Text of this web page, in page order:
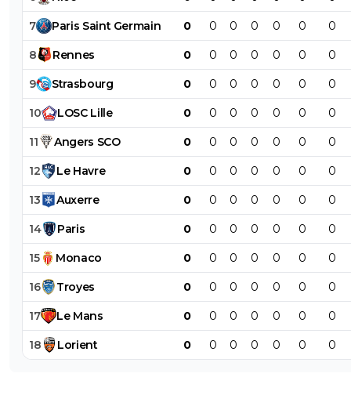
7 Paris Saint Germain 0 0 0 0 0 0 0
8 Rennes 0 0 0 0 0 0 0
9 Strasbourg 0 0 0 0 0 0 0
10 LOSC Lille 0 0 0 0 0 0 0
11 Angers SCO 0 0 0 0 0 0 0
12 Le Havre 0 0 0 0 0 0 0
13 Auxerre 0 0 0 0 0 0 0
14 Paris 0 0 0 0 0 0 0
15 Monaco 0 0 0 0 0 0 0
16 Troyes 0 0 0 0 0 0 0
17 Le Mans 0 0 0 0 0 0 0
18 Lorient 0 0 0 0 0 0 0